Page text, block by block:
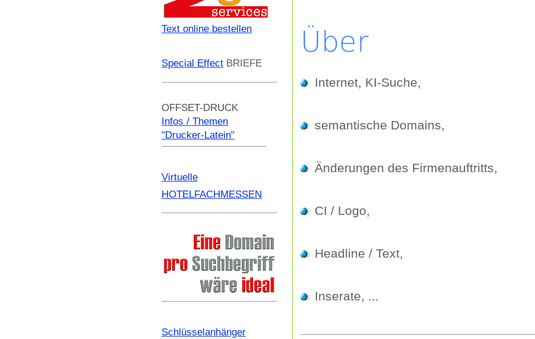
Text online bestellen
Special Effect BRIEFE
OFFSET-DRUCK
Infos / Themen
"Drucker-Latein"
Virtuelle
HOTELFACHMESSEN
Schlüsselanhänger
Über
Internet, KI-Suche,
semantische Domains,
Änderungen des Firmenauftritts,
CI / Logo,
Headline / Text,
Inserate, ...